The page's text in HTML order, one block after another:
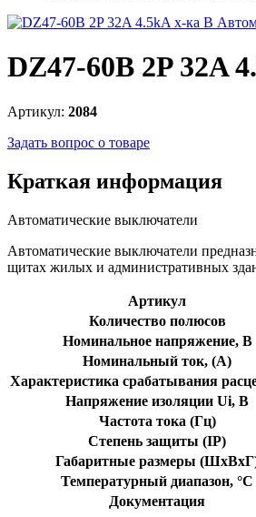
DZ47-60B 2P 32A
Артикул: 2084
Задать вопрос о товаре
Краткая информация
Автоматические выключатели
Автоматические выключатели
щитах жилых и административных
Артикул
Количество полюсов
Номинальное напряжение, В
Номинальный ток, (А)
Характеристика срабатывания
Напряжение изоляции Ui, В
Частота тока (Гц)
Степень защиты (IP)
Габаритные размеры
Температурный диапазон, °C
Документация